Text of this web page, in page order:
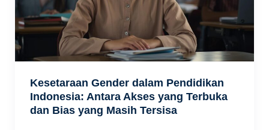
Kesetaraan Gender dalam Pendidikan
Indonesia: Antara Akses yang Terbuka
dan Bias yang Masih Tersisa